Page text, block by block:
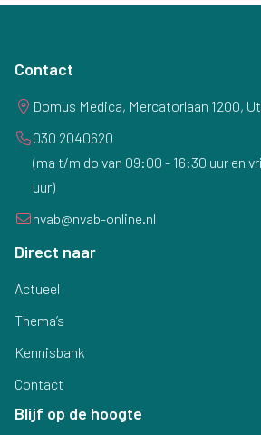
Contact
Domus Medica, Mercatorlaan 1200,
030 2040620
(ma t/m do van 09:00 - 16:30 uur en
uur)
nvab@nvab-online.nl
Direct naar
Actueel
Thema’s
Kennisbank
Contact
Blijf op de hoogte